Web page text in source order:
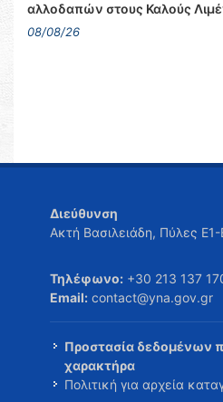
αλλοδαπών στους Καλούς
08/08/26
Διεύθυνση
Ακτή Βασιλειάδη, Πύλες
Τηλέφωνο: +30 213 137
Email: contact@yna.gov.gr
Προστασία δεδομένων
χαρακτήρα
Πολιτική για αρχεία